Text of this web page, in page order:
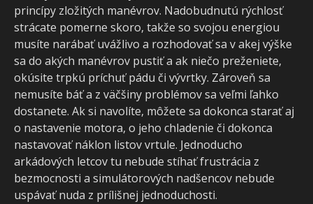
princípy zložitých manévrov. Nadobudnutú rýchlosť
strácate pomerne skoro, takže so svojou energiou
musíte narábať uvážlivo a rozhodovať sa v akej výške
sa do akých manévrov pustiť a ak niečo preženiete,
okúsite trpkú príchuť pádu či vývrtky. Zároveň sa
nemusíte báť a z väčšiny problémov sa veľmi ľahko
dostanete. Ak si navolíte, môžete sa dokonca starať aj
o nastavenie motora, o jeho chladenie či dokonca
nastavovať náklon listov vrtule. Jednoducho
arkádových letcov tu nebude stíhať frustrácia z
bezmocnosti a simulátorových nadšencov nebude
uspávať nuda z prílišnej jednoduchosti.